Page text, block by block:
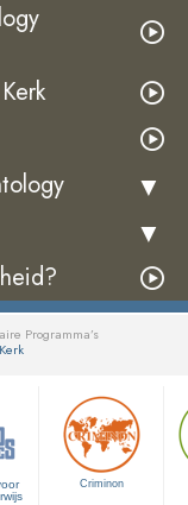
Programma’s
Criminon